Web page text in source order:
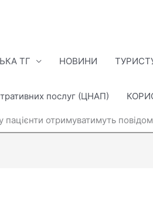
ТГ НОВИНИ
послуг (ЦНАП)
пацієнти отримуватимуть